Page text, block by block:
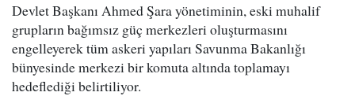
Devlet Başkanı Ahmed Şara yönetiminin, eski muhalif
grupların bağımsız güç merkezleri oluşturmasını
engelleyerek tüm askeri yapıları Savunma Bakanlığı
bünyesinde merkezi bir komuta altında toplamayı
hedeflediği belirtiliyor.